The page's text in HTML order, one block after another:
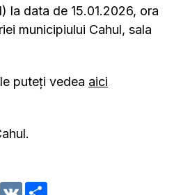
la data de 15.01.2026, ora
municipiului Cahul, sala
puteţi vedea aici
Odnoklassniki
VK